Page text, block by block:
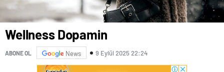
Wellness Dopamin
ABONE OL News 9 Eylül 2025 22:24